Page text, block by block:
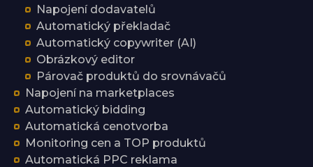
Napojení dodavatelů
Automatický překladač
Automatický copywriter (AI)
Obrázkový editor
Párovač produktů do srovnávačů
Napojení na marketplaces
Automatický bidding
Automatická cenotvorba
Monitoring cen a TOP produktů
Automatická PPC reklama